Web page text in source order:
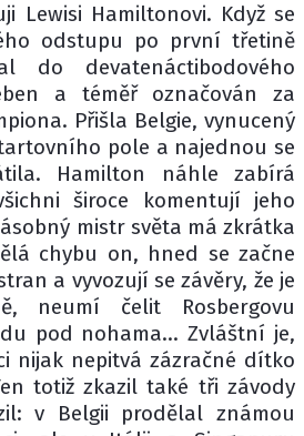
Lewisi Hamiltonovi. Když se
odstupu po první třetině
do devatenáctibodového
a téměř označován za
Přišla Belgie, vynucený
pole a najednou se
Hamilton náhle zabírá
široce komentují jeho
mistr světa má zkrátka
chybu on, hned se začne
a vyvozují se závěry, že je
neumí čelit Rosbergovu
pod nohama… Zvláštní je,
nijak nepitvá zázračné dítko
totiž zkazil také tři závody
v Belgii prodělal známou